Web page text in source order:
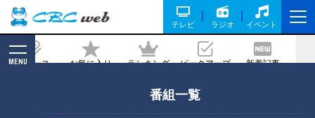
テレビ ラジオ イベント
ニュース お気に入り ランキング ピックアップ 新着記事
MENU
番組一覧